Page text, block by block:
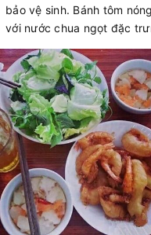
bảo vệ sinh. Bánh tôm
với nước chua ngọt đặc